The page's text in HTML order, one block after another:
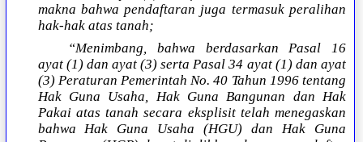
makna bahwa pendaftaran juga termasuk peralihan
hak-hak atas tanah;
“Menimbang, bahwa berdasarkan Pasal 16
ayat (1) dan ayat (3) serta Pasal 34 ayat (1) dan ayat
(3) Peraturan Pemerintah No. 40 Tahun 1996 tentang
Hak Guna Usaha, Hak Guna Bangunan dan Hak
Pakai atas tanah secara eksplisit telah menegaskan
bahwa Hak Guna Usaha (HGU) dan Hak Guna